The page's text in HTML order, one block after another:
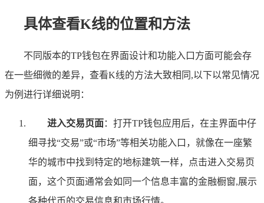
具体查看K线的位置和方法
不同版本的TP钱包在界面设计和功能入口方面可能会存
在一些细微的差异，查看K线的方法大致相同,以下以常见情况
为例进行详细说明：
进入交易页面：打开TP钱包应用后，在主界面中仔
细寻找“交易”或“市场”等相关功能入口，就像在一座繁
华的城市中找到特定的地标建筑一样，点击进入交易页
面，这个页面通常会如同一个信息丰富的金融橱窗,展示
各种代币的交易信息和市场行情。